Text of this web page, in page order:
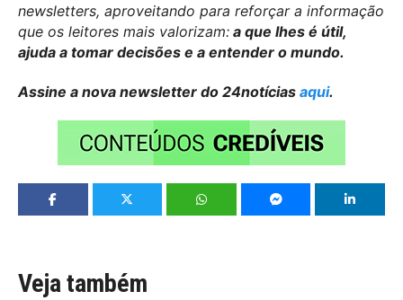
newsletters, aproveitando para reforçar a informação
que os leitores mais valorizam: a que lhes é útil,
ajuda a tomar decisões e a entender o mundo.
Assine a nova newsletter do 24notícias aqui.
Veja também